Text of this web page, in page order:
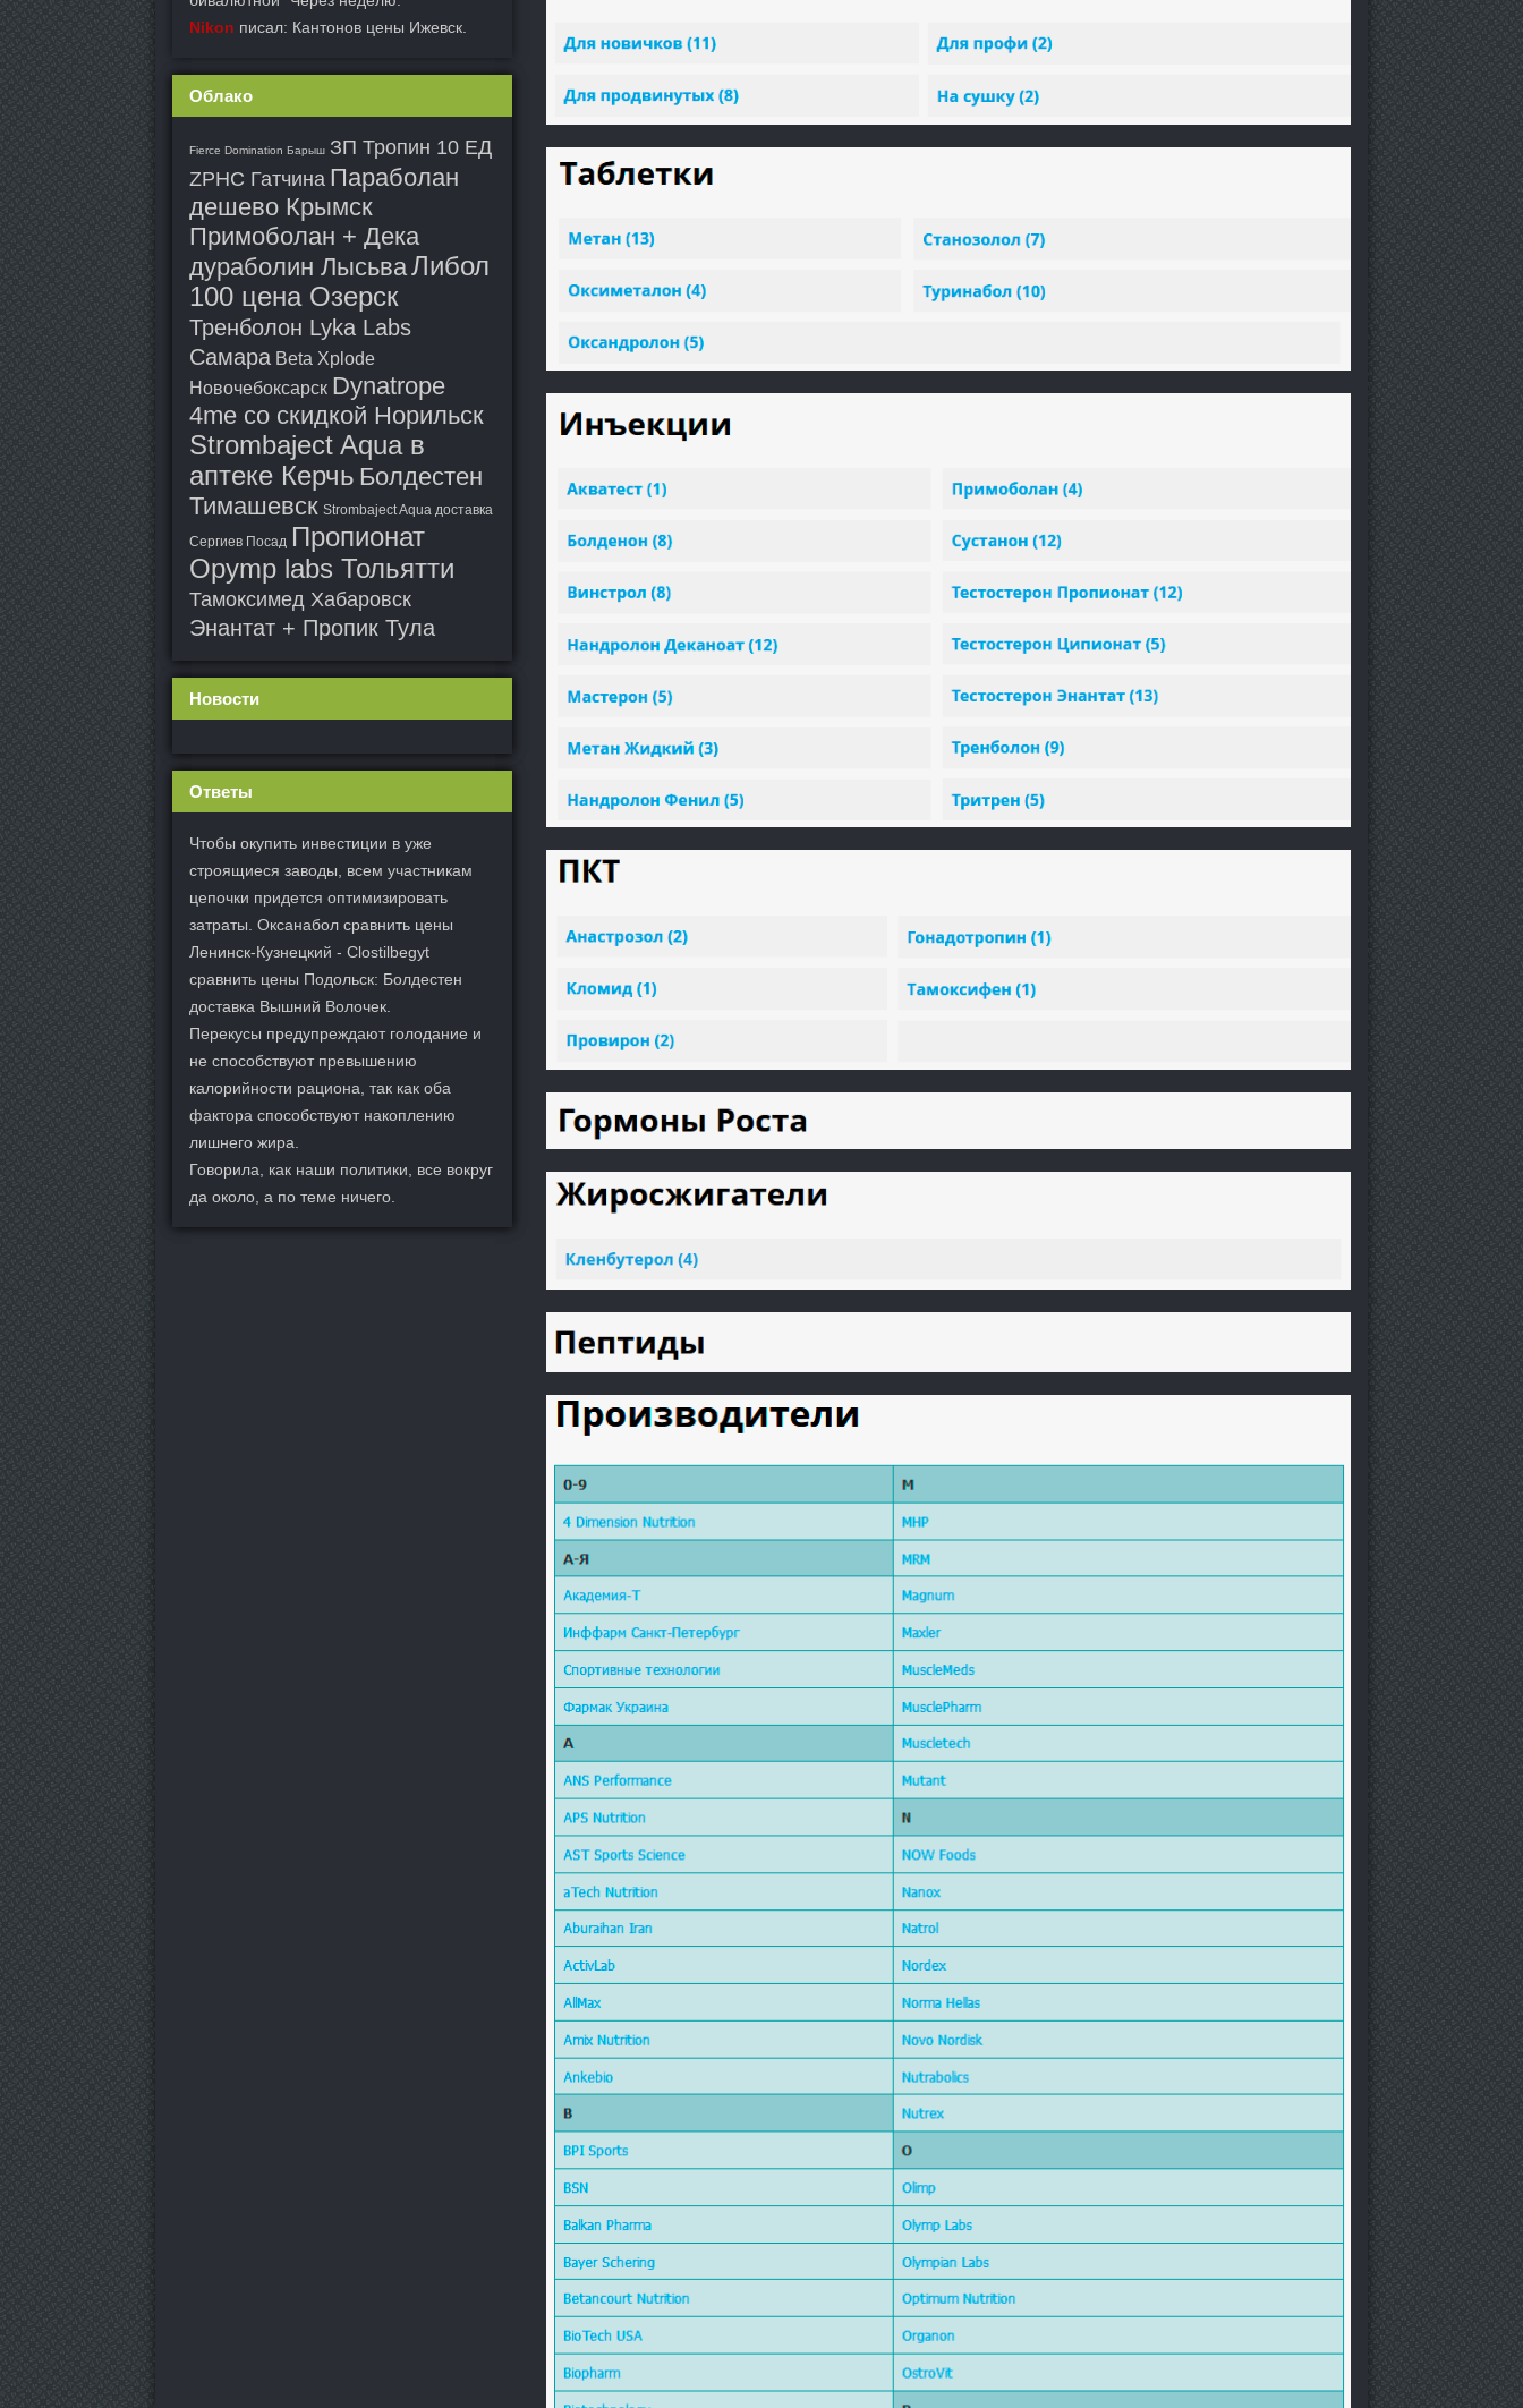
Nikon писал: Кантонов цены Ижевск.
Облако
Fierce Domination Барыш ЗП Тропин 10 ЕД
ZPHC Гатчина Параболан
дешево Крымск
Примоболан + Дека
дураболин ЛысьваЛибол
100 цена Озерск
Тренболон Lyka Labs
Самара Beta Xplode
Новочебоксарск Dynatrope
4me со скидкой Норильск
Strombaject Aqua в
аптеке Керчь Болдестен
Тимашевск Strombaject Aqua доставка
Сергиев Посад Пропионат
Opymp labs Тольятти
Тамоксимед Хабаровск
Энантат + Пропик Тула
Новости
Ответы
Чтобы окупить инвестиции в уже
строящиеся заводы, всем участникам
цепочки придется оптимизировать
затраты. Оксанабол сравнить цены
Ленинск-Кузнецкий - Clostilbegyt
сравнить цены Подольск: Болдестен
доставка Вышний Волочек.
Перекусы предупреждают голодание и
не способствуют превышению
калорийности рациона, так как оба
фактора способствуют накоплению
лишнего жира.
Говорила, как наши политики, все вокруг
да около, а по теме ничего.